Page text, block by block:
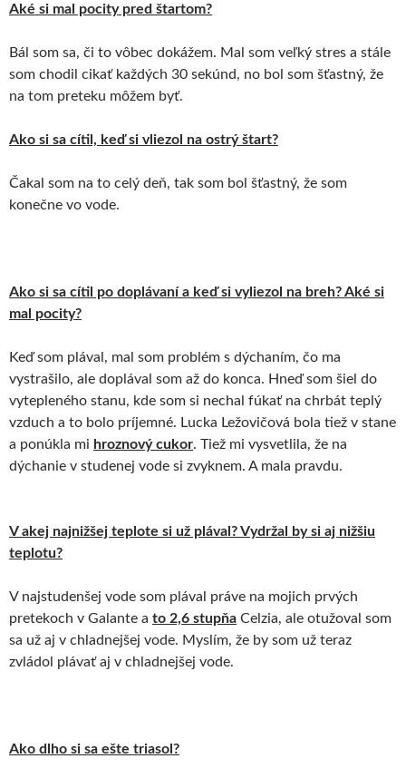
Aké si mal pocity pred štartom?
Bál som sa, či to vôbec dokážem. Mal som veľký stres a stále
som chodil cikať každých 30 sekúnd, no bol som šťastný, že
na tom preteku môžem byť.
Ako si sa cítil, keď si vliezol na ostrý štart?
Čakal som na to celý deň, tak som bol šťastný, že som
konečne vo vode.
Ako si sa cítil po doplávaní a keď si vyliezol na breh? Aké si
mal pocity?
Keď som plával, mal som problém s dýchaním, čo ma
vystrašilo, ale doplával som až do konca. Hneď som šiel do
vytepleného stanu, kde som si nechal fúkať na chrbát teplý
vzduch a to bolo príjemné. Lucka Ležovičová bola tiež v stane
a ponúkla mi hroznový cukor. Tiež mi vysvetlila, že na
dýchanie v studenej vode si zvyknem. A mala pravdu.
V akej najnižšej teplote si už plával? Vydržal by si aj nižšiu
teplotu?
V najstudenšej vode som plával práve na mojich prvých
pretekoch v Galante a to 2,6 stupňa Celzia, ale otužoval som
sa už aj v chladnejšej vode. Myslím, že by som už teraz
zvládol plávať aj v chladnejšej vode.
Ako dlho si sa ešte triasol?